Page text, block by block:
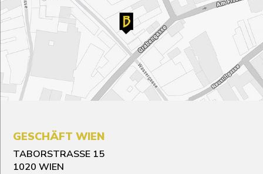
GESCHÄFT WIEN
TABORSTRASSE 15
1020 WIEN